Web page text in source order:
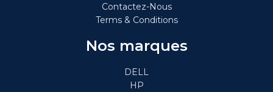
Contactez-Nous
Terms & Conditions
Nos marques
DELL
HP